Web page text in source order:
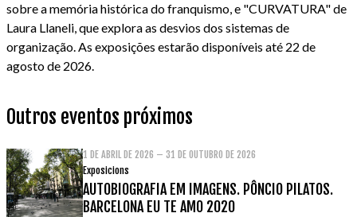
sobre a memória histórica do franquismo, e "CURVATURA" de
Laura Llaneli, que explora as desvios dos sistemas de
organização. As exposições estarão disponíveis até 22 de
agosto de 2026.
Outros eventos próximos
1 DE ABRIL DE 2026 – 31 DE OUTUBRO DE 2026
Exposicions
AUTOBIOGRAFIA EM IMAGENS. PÔNCIO PILATOS.
BARCELONA EU TE AMO 2020